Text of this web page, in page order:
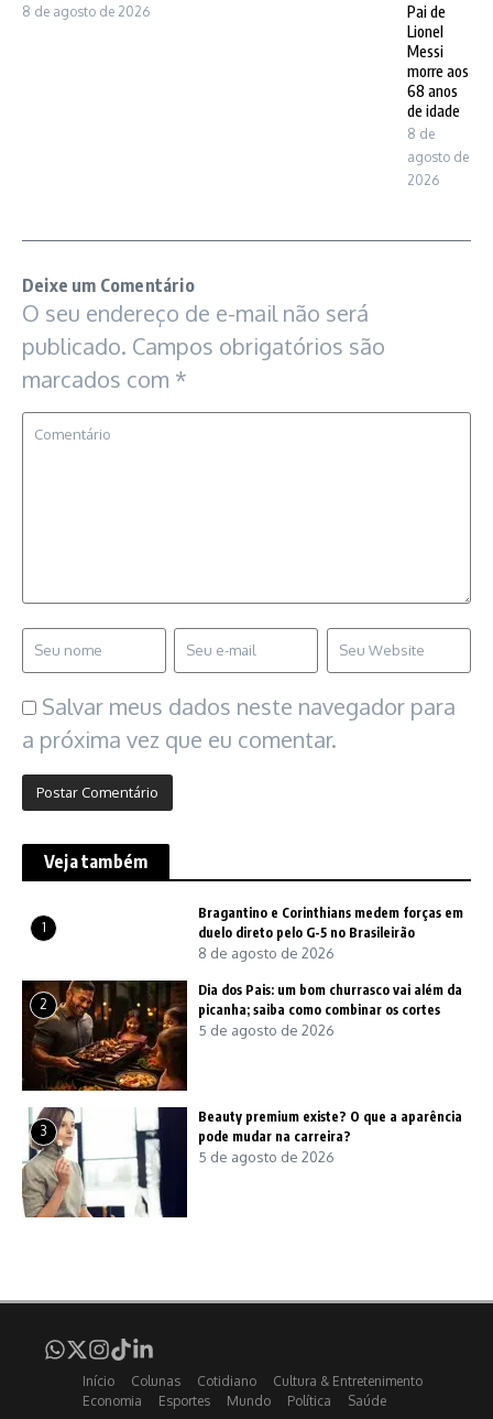
8 de agosto de 2026
Pai de
Lionel
Messi
morre aos
68 anos
de idade
8 de
agosto de
2026
Deixe um Comentário
O seu endereço de e-mail não será
publicado. Campos obrigatórios são
marcados com *
Salvar meus dados neste navegador para
a próxima vez que eu comentar.
Veja também
1
Bragantino e Corinthians medem forças em
duelo direto pelo G-5 no Brasileirão
8 de agosto de 2026
2
Dia dos Pais: um bom churrasco vai além da
picanha; saiba como combinar os cortes
5 de agosto de 2026
3
Beauty premium existe? O que a aparência
pode mudar na carreira?
5 de agosto de 2026
Início Colunas Cotidiano
Cultura & Entretenimento
Economia
Esportes Mundo Política Saúde